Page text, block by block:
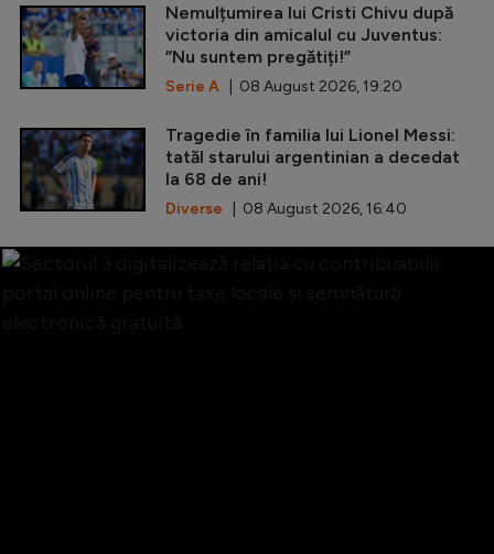
Nemulțumirea lui Cristi Chivu după
victoria din amicalul cu Juventus:
”Nu suntem pregătiți!”
Serie A | 08 August 2026, 19:20
Tragedie în familia lui Lionel Messi:
tatăl starului argentinian a decedat
la 68 de ani!
Diverse | 08 August 2026, 16:40